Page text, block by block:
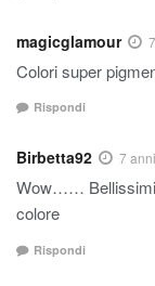
magicglamour
Colori super
Rispondi
Birbetta92 7
Wow……
colore
Rispondi